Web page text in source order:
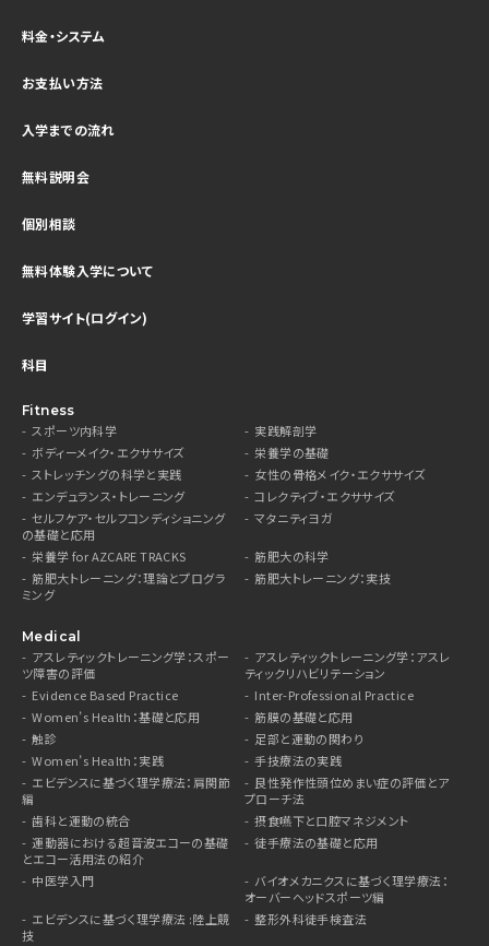
料金・システム
お支払い方法
入学までの流れ
無料説明会
個別相談
無料体験入学について
学習サイト(ログイン)
科目
Fitness
スポーツ内科学
実践解剖学
ボディーメイク・エクササイズ
栄養学の基礎
ストレッチングの科学と実践
女性の骨格メイク・エクササイズ
エンデュランス・トレーニング
コレクティブ・エクササイズ
セルフケア・セルフコンディショニング
の基礎と応用
マタニティヨガ
栄養学 for AZCARE TRACKS
筋肥大の科学
筋肥大トレーニング：理論とプログラ
ミング
筋肥大トレーニング：実技
Medical
アスレティックトレーニング学：スポー
ツ障害の評価
アスレティックトレーニング学：アスレ
ティックリハビリテーション
Evidence Based Practice
Inter-Professional Practice
Women’s Health：基礎と応用
筋膜の基礎と応用
触診
足部と運動の関わり
Women’s Health：実践
手技療法の実践
エビデンスに基づく理学療法：肩関節
編
良性発作性頭位めまい症の評価とア
プローチ法
歯科と運動の統合
摂食嚥下と口腔マネジメント
運動器における超音波エコーの基礎
とエコー活用法の紹介
徒手療法の基礎と応用
中医学入門
バイオメカニクスに基づく理学療法：
オーバーヘッドスポーツ編
エビデンスに基づく理学療法 :陸上競
技
整形外科徒手検査法